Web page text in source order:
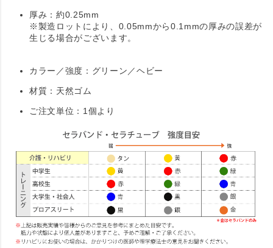
厚み：約0.25mm
※製造ロットにより、0.05mmから0.1mmの厚みの誤差が
生じる場合がございます。
カラー／強度：グリーン／ヘビー
材質：天然ゴム
ご注文単位：1個より